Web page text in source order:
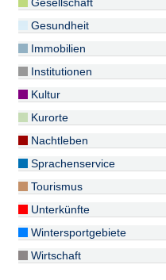
Gesundheit
Immobilien
Institutionen
Kultur
Kurorte
Nachtleben
Sprachenservice
Tourismus
Unterkünfte
Wintersportgebiete
Wirtschaft